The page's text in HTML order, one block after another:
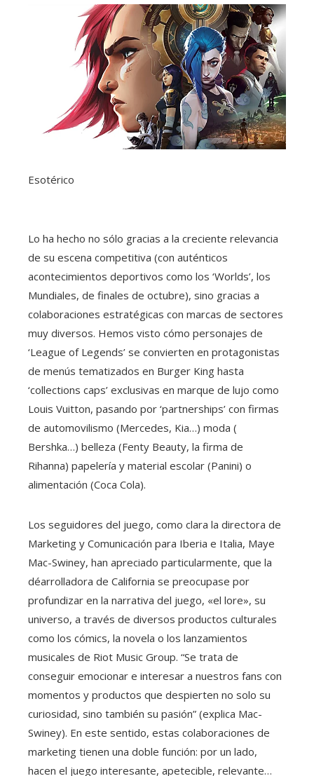
Esotérico
Lo ha hecho no sólo gracias a la creciente relevancia
de su escena competitiva (con auténticos
acontecimientos deportivos como los ‘Worlds’, los
Mundiales, de finales de octubre), sino gracias a
colaboraciones estratégicas con marcas de sectores
muy diversos. Hemos visto cómo personajes de
‘League of Legends’ se convierten en protagonistas
de menús tematizados en Burger King hasta
‘collections caps’ exclusivas en marque de lujo como
Louis Vuitton, pasando por ‘partnerships’ con firmas
de automovilismo (Mercedes, Kia…) moda (
Bershka…) belleza (Fenty Beauty, la firma de
Rihanna) papelería y material escolar (Panini) o
alimentación (Coca Cola).
Los seguidores del juego, como clara la directora de
Marketing y Comunicación para Iberia e Italia, Maye
Mac-Swiney, han apreciado particularmente, que la
déarrolladora de California se preocupase por
profundizar en la narrativa del juego, «el lore», su
universo, a través de diversos productos culturales
como los cómics, la novela o los lanzamientos
musicales de Riot Music Group. “Se trata de
conseguir emocionar e interesar a nuestros fans con
momentos y productos que despierten no solo su
curiosidad, sino también su pasión” (explica Mac-
Swiney). En este sentido, estas colaboraciones de
marketing tienen una doble función: por un lado,
hacen el juego interesante, apetecible, relevante…